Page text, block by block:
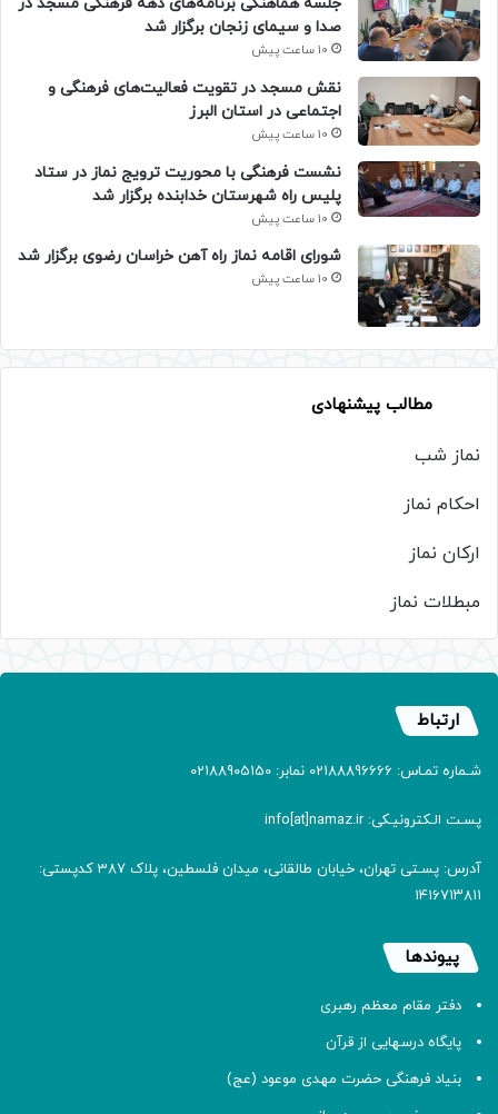
صدا و سیمای زنجان برگزار شد
10 ساعت پیش
نقش مسجد در تقویت فعالیت‌های فرهنگی و
اجتماعی در استان البرز
10 ساعت پیش
نشست فرهنگی با محوریت ترویج نماز در ستاد
پلیس راه شهرستان خدابنده برگزار شد
10 ساعت پیش
شورای اقامه نماز راه آهن خراسان رضوی برگزار شد
10 ساعت پیش
مطالب پیشنهادی
نماز شب
احکام نماز
ارکان نماز
مبطلات نماز
ارتباط
شـماره تمـاس: 02188896666 نمابر: 02188905150
پسـت الـکترونیـکی: info[at]namaz.ir
آدرس: پسـتی تهران، خیابان طالقانی، میدان فلسطین، پلاک 387 کدپستی:
۱۴۱۶۷۱۳۸۱۱
پیوندها
دفتر مقام معظم رهبری
پایگاه درسهایی از قرآن
بنیاد فرهنگی حضرت مهدی موعود (عج)